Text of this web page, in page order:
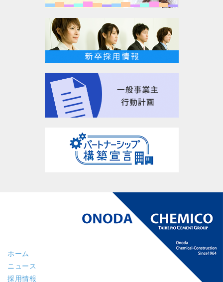
ホーム
ニュース
採用情報